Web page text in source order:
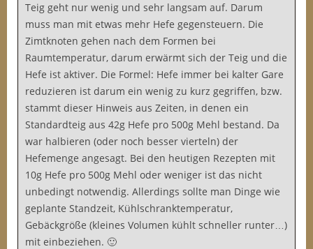
Teig geht nur wenig und sehr langsam auf. Darum
muss man mit etwas mehr Hefe gegensteuern. Die
Zimtknoten gehen nach dem Formen bei
Raumtemperatur, darum erwärmt sich der Teig und die
Hefe ist aktiver. Die Formel: Hefe immer bei kalter Gare
reduzieren ist darum ein wenig zu kurz gegriffen, bzw.
stammt dieser Hinweis aus Zeiten, in denen ein
Standardteig aus 42g Hefe pro 500g Mehl bestand. Da
war halbieren (oder noch besser vierteln) der
Hefemenge angesagt. Bei den heutigen Rezepten mit
10g Hefe pro 500g Mehl oder weniger ist das nicht
unbedingt notwendig. Allerdings sollte man Dinge wie
geplante Standzeit, Kühlschranktemperatur,
Gebäckgröße (kleines Volumen kühlt schneller runter…)
mit einbeziehen. 🙂